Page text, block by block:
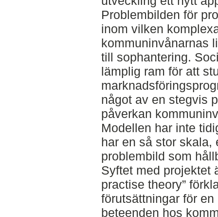
Problembilden för
inom vilken
kommuninvånarnas
till sophantering.
lämplig ram för att
något av en stegvis
påverkan
Modellen har inte
har en så stor skala,
problembild som
Syftet med projektet
practise theory”
förutsättningar för
beteenden hos